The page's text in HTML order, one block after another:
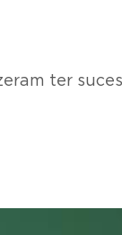
ter